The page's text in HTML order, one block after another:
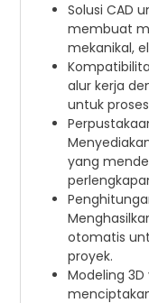
Solusi CAD
membuat
mekanikal,
alur kerja
untuk
yang
otomatis
proyek.
Modeling